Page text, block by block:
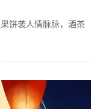
饼袭人情脉脉，酒茶